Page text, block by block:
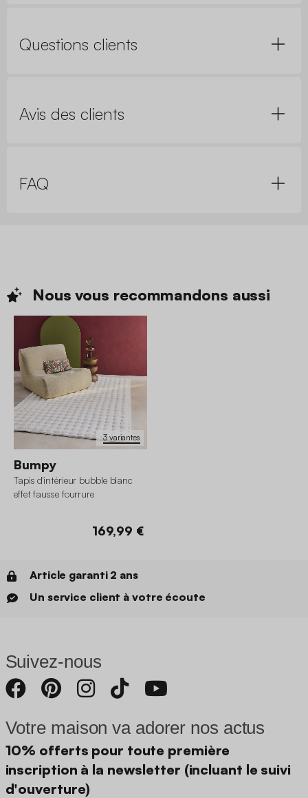
Questions clients
Avis des clients
FAQ
Nous vous recommandons aussi
3 variantes
Bumpy
Tapis d'intérieur bubble blanc
effet fausse fourrure
169,99 €
Article garanti 2 ans
Un service client à votre écoute
Suivez-nous
Votre maison va adorer nos actus
10% offerts pour toute première
inscription à la newsletter (incluant le suivi
d'ouverture)